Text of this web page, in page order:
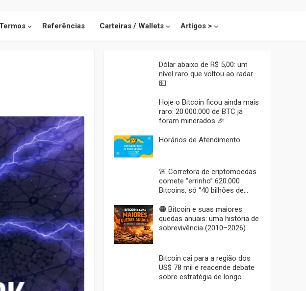
Termos Referências Carteiras / Wallets Artigos >
Dólar abaixo de R$ 5,00: um
nível raro que voltou ao radar
💵
Hoje o Bitcoin ficou ainda mais
raro: 20.000.000 de BTC já
foram minerados 🎉
Horários de Atendimento
🚨 Corretora de criptomoedas
comete “errinho” 620.000
Bitcoins, só “40 bilhões de
usuários sem querer
🟠 Bitcoin e suas maiores
quedas anuais: uma história de
sobrevivência (2010–2026)
Bitcoin cai para a região dos
US$ 78 mil e reacende debate
sobre estratégia de longo